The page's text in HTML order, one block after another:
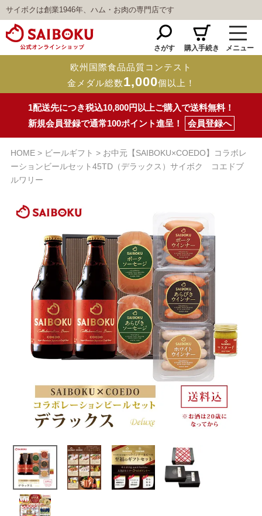
サイボクは創業1946年、ハム・お肉の専門店です
さがす 購入手続き メニュー
欧州国際食品品質コンテスト
金メダル総数1,000個以上！
1配送先につき税込10,800円以上ご購入で送料無料！
新規会員登録で通常100ポイント進呈！
会員登録へ
HOME ビールギフト
お中元【SAIBOKU×COEDO】コラボレ
ーションビールセット45TD（デラックス）サイボク コエドブ
ルワリー